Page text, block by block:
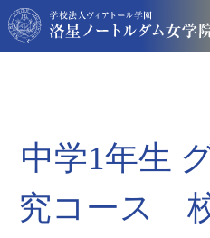
保護者の方へ
卒業生の方へ
中学1年生
究コース